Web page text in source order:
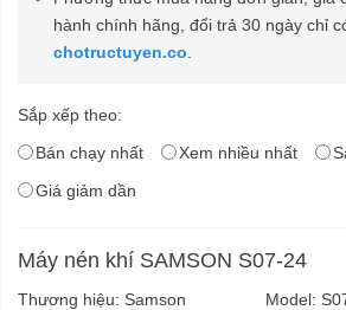
hành chính hãng, đổi trả 30 ngày chỉ
chotructuyen.co
Sắp xếp theo:
Bán chạy nhất
Xem nhiều nhất
Giá giảm dần
Máy nén khí SAMSON S07-24
Thương hiệu: Samson Model: